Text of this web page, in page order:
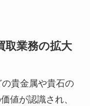
取業務の拡大
貴金属や貴石の
値が認識され、